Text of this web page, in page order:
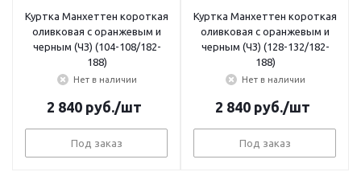
Куртка Манхеттен короткая
оливковая с оранжевым и
черным (ЧЗ) (104-108/182-
188)
Нет в наличии
2 840руб./шт
Под заказ
Куртка Манхеттен короткая
оливковая с оранжевым и
черным (ЧЗ) (128-132/182-
188)
Нет в наличии
2 840руб./шт
Под заказ